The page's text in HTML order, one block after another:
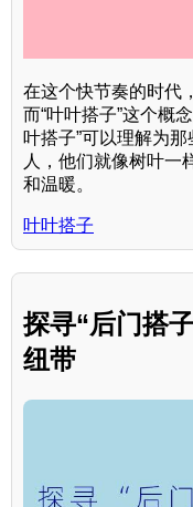
在这个快节奏的时代
而“叶叶搭子”这个概
叶搭子”可以理解为
人，他们就像树叶一
和温暖。
叶叶搭子
探寻“后门搭
纽带